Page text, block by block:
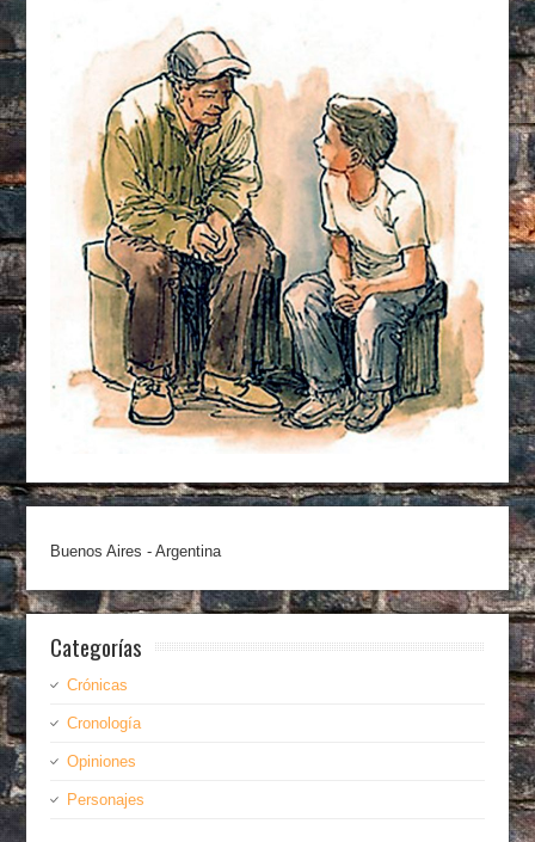
Buenos Aires - Argentina
Categorías
Crónicas
Cronología
Opiniones
Personajes